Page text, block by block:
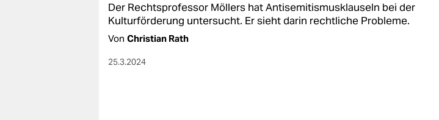
Der Rechtsprofessor Möllers hat Antisemitismusklauseln bei der
Kulturförderung untersucht. Er sieht darin rechtliche Probleme.
Von Christian Rath
25.3.2024